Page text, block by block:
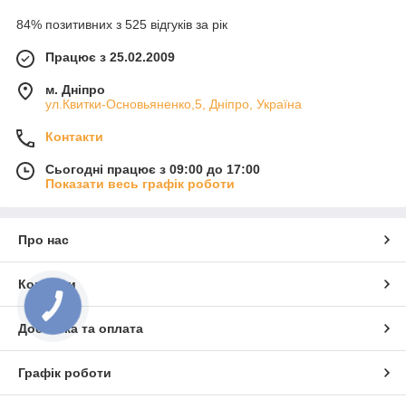
84% позитивних з 525 відгуків за рік
Працює з 25.02.2009
м. Дніпро
ул.Квитки-Основьяненко,5, Дніпро, Україна
Контакти
Сьогодні працює з 09:00 до 17:00
Показати весь графік роботи
Про нас
Контакти
Доставка та оплата
Графік роботи
КНОПКА
ЗВ'ЯЗКУ